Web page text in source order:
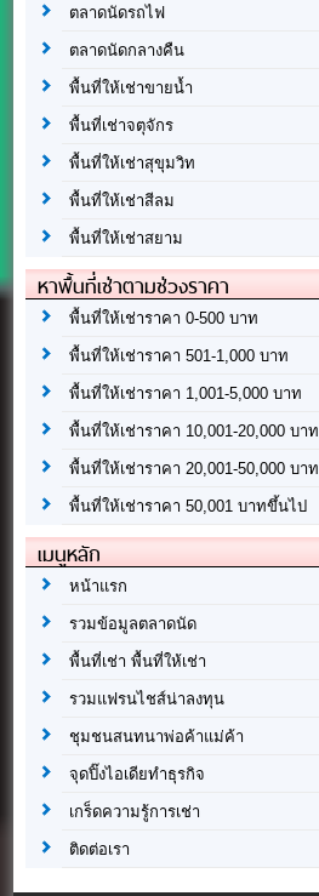
ตลาดนัดรถไฟ
ตลาดนัดกลางคืน
พื้นที่ให้เช่าขายน้ำ
พื้นที่เช่าจตุจักร
พื้นที่ให้เช่าสุขุมวิท
พื้นที่ให้เช่าสีลม
พื้นที่ให้เช่าสยาม
หาพื้นที่เช่าตามช่วงราคา
พื้นที่ให้เช่าราคา 0-500 บาท
พื้นที่ให้เช่าราคา 501-1,000 บาท
พื้นที่ให้เช่าราคา 1,001-5,000 บาท
พื้นที่ให้เช่าราคา 10,001-20,000 บาท
พื้นที่ให้เช่าราคา 20,001-50,000 บาท
พื้นที่ให้เช่าราคา 50,001 บาทขึ้นไป
เมนูหลัก
หน้าแรก
รวมข้อมูลตลาดนัด
พื้นที่เช่า พื้นที่ให้เช่า
รวมแฟรนไชส์น่าลงทุน
ชุมชนสนทนาพ่อค้าแม่ค้า
จุดปิ๊งไอเดียทำธุรกิจ
เกร็ดความรู้การเช่า
ติดต่อเรา